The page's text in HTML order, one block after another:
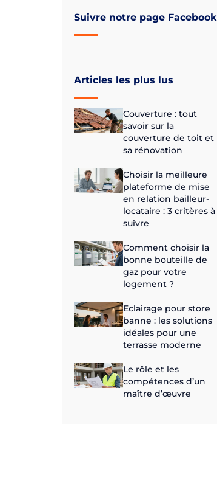
Suivre notre page Facebook
Articles les plus lus
Couverture : tout
savoir sur la
couverture de toit et
sa rénovation
Choisir la meilleure
plateforme de mise
en relation bailleur-
locataire : 3 critères à
suivre
Comment choisir la
bonne bouteille de
gaz pour votre
logement ?
Eclairage pour store
banne : les solutions
idéales pour une
terrasse moderne
Le rôle et les
compétences d’un
maître d’œuvre